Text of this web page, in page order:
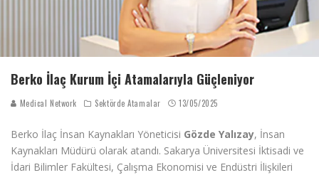
Berko İlaç Kurum İçi Atamalarıyla Güçleniyor
Medical Network Sektörde Atamalar 13/05/2025
Berko İlaç İnsan Kaynakları Yöneticisi Gözde Yalızay, İnsan
Kaynakları Müdürü olarak atandı. Sakarya Üniversitesi İktisadi ve
İdari Bilimler Fakültesi, Çalışma Ekonomisi ve Endüstri İlişkileri